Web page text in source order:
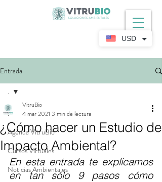
Entrada
.
Agenda VitruBio
Cursos Virtuales
Noticias Ambientales
.
¿Cómo hacer un Estudio de
Impacto Ambiental?
VitruBio
4 mar 2021 3 min de lectura
En esta entrada te explicamos
en tan sólo 9 pasos cómo
USD